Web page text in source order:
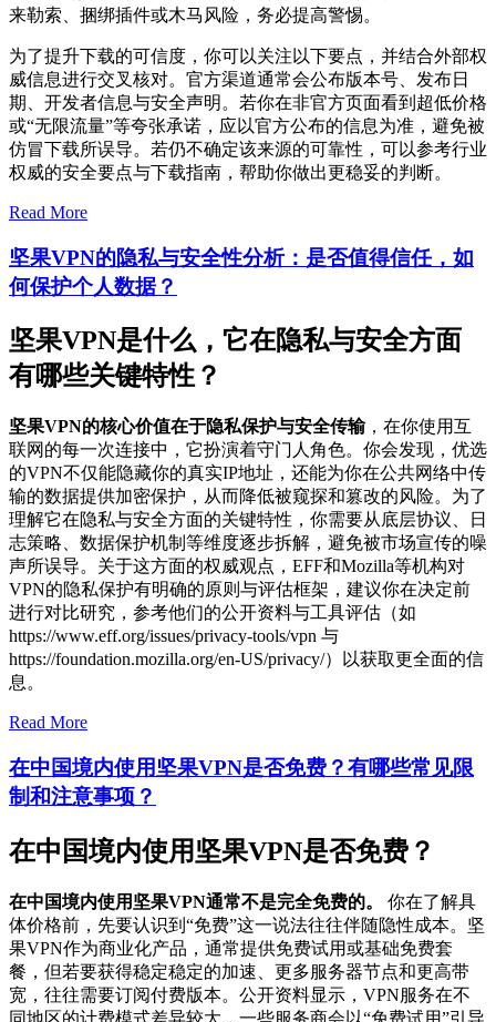
来勒索、捆绑插件或木马风险，务必提高警惕。
为了提升下载的可信度，你可以关注以下要点，并结合外部权
威信息进行交叉核对。官方渠道通常会公布版本号、发布日
期、开发者信息与安全声明。若你在非官方页面看到超低价格
或“无限流量”等夸张承诺，应以官方公布的信息为准，避免被
仿冒下载所误导。若仍不确定该来源的可靠性，可以参考行业
权威的安全要点与下载指南，帮助你做出更稳妥的判断。
Read More
坚果VPN的隐私与安全性分析：是否值得信任，如
何保护个人数据？
坚果VPN是什么，它在隐私与安全方面
有哪些关键特性？
坚果VPN的核心价值在于隐私保护与安全传输，在你使用互
联网的每一次连接中，它扮演着守门人角色。你会发现，优选
的VPN不仅能隐藏你的真实IP地址，还能为你在公共网络中传
输的数据提供加密保护，从而降低被窥探和篡改的风险。为了
理解它在隐私与安全方面的关键特性，你需要从底层协议、日
志策略、数据保护机制等维度逐步拆解，避免被市场宣传的噪
声所误导。关于这方面的权威观点，EFF和Mozilla等机构对
VPN的隐私保护有明确的原则与评估框架，建议你在决定前
进行对比研究，参考他们的公开资料与工具评估（如
https://www.eff.org/issues/privacy-tools/vpn 与
https://foundation.mozilla.org/en-US/privacy/）以获取更全面的信
息。
Read More
在中国境内使用坚果VPN是否免费？有哪些常见限
制和注意事项？
在中国境内使用坚果VPN是否免费？
在中国境内使用坚果VPN通常不是完全免费的。
你在了解具
体价格前，先要认识到“免费”这一说法往往伴随隐性成本。坚
果VPN作为商业化产品，通常提供免费试用或基础免费套
餐，但若要获得稳定稳定的加速、更多服务器节点和更高带
宽，往往需要订阅付费版本。公开资料显示，VPN服务在不
同地区的计费模式差异较大，一些服务商会以“免费试用”引导